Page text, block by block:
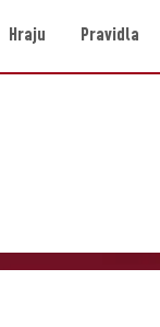
Hraju Pravidla